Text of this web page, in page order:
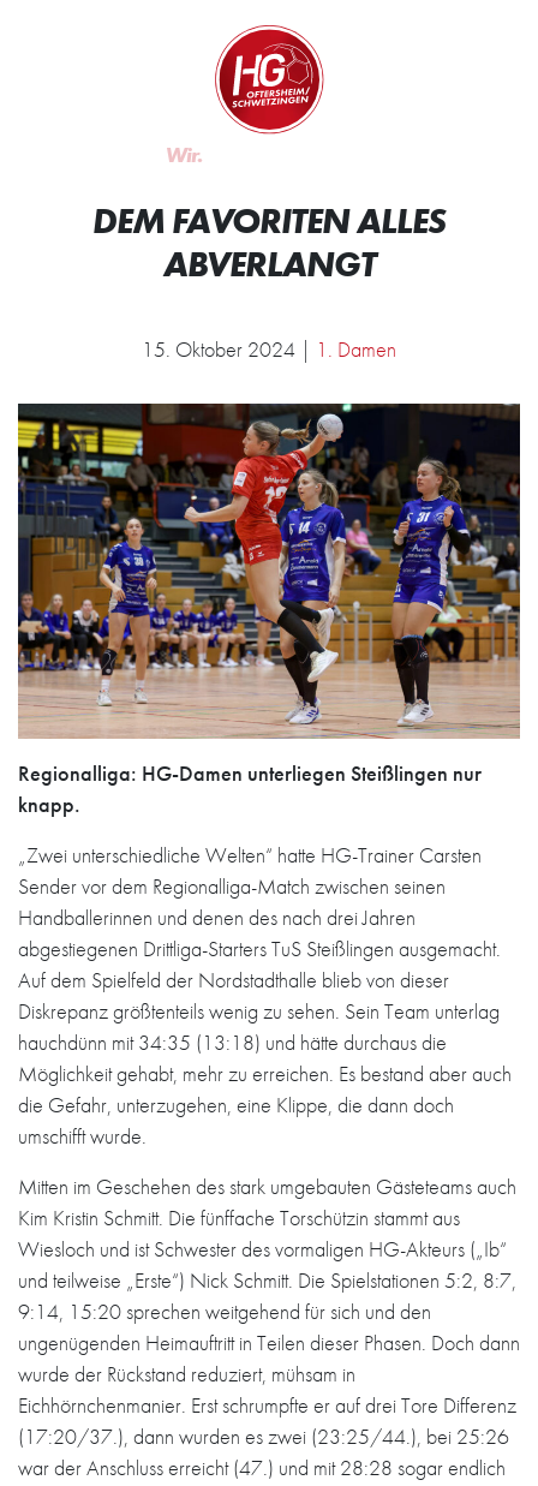
Zur Startseite
Wir.
DEM FAVORITEN ALLES
ABVERLANGT
15. Oktober 2024 | 1. Damen
Regionalliga: HG-Damen unterliegen Steißlingen nur
knapp.
„Zwei unterschiedliche Welten“ hatte HG-Trainer Carsten
Sender vor dem Regionalliga-Match zwischen seinen
Handballerinnen und denen des nach drei Jahren
abgestiegenen Drittliga-Starters TuS Steißlingen ausgemacht.
Auf dem Spielfeld der Nordstadthalle blieb von dieser
Diskrepanz größtenteils wenig zu sehen. Sein Team unterlag
hauchdünn mit 34:35 (13:18) und hätte durchaus die
Möglichkeit gehabt, mehr zu erreichen. Es bestand aber auch
die Gefahr, unterzugehen, eine Klippe, die dann doch
umschifft wurde.
Mitten im Geschehen des stark umgebauten Gästeteams auch
Kim Kristin Schmitt. Die fünffache Torschützin stammt aus
Wiesloch und ist Schwester des vormaligen HG-Akteurs („Ib“
und teilweise „Erste“) Nick Schmitt. Die Spielstationen 5:2, 8:7,
9:14, 15:20 sprechen weitgehend für sich und den
ungenügenden Heimauftritt in Teilen dieser Phasen. Doch dann
wurde der Rückstand reduziert, mühsam in
Eichhörnchenmanier. Erst schrumpfte er auf drei Tore Differenz
(17:20/37.), dann wurden es zwei (23:25/44.), bei 25:26
war der Anschluss erreicht (47.) und mit 28:28 sogar endlich